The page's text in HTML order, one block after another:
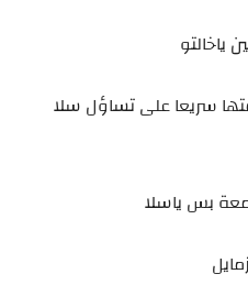
ياخالتو
سريعا على تساؤل سلا
بس ياسلا